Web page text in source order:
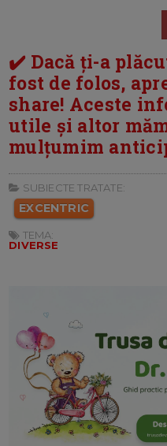
✔️ Dacă ți-a
fost de folos,
share! Aceste
utile și altor
mulțumim
SUBIECTE TRATATE:
EXCENTRIC
TEMA:
DIVERSE